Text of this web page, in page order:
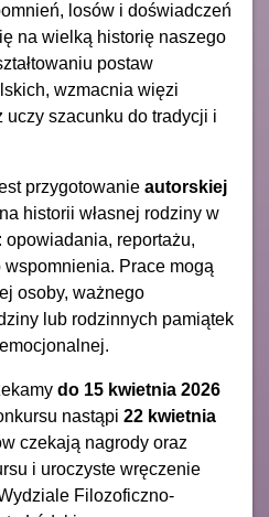
losów i doświadczeń
na wielką historię naszego
postaw
wzmacnia więzi
szacunku do tradycji i
przygotowanie autorskiej
historii własnej rodziny w
opowiadania, reportażu,
Prace mogą
osoby, ważnego
lub rodzinnych pamiątek
do 15 kwietnia 2026
nastąpi 22 kwietnia
czekają nagrody oraz
i uroczyste wręczenie
Filozoficzno-